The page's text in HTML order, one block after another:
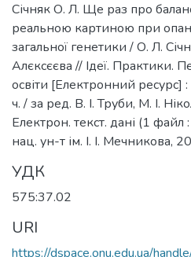
Січняк О. Л. Ще раз про
реальною картиною при
загальної генетики / О. Л.
Алєксєєва // Ідеї. Практики.
освіти [Електронний ресурс]
ч. / за ред. В. І. Труби, М. І.
Електрон. текст. дані (1
нац. ун-т ім. І. І. Мечникова,
УДК
575:37.02
URI
https://dspace.onu.edu.ua/